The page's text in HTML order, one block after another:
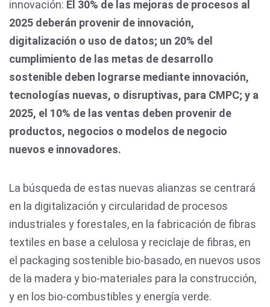
innovación: El 30% de las mejoras de procesos al
2025 deberán provenir de innovación,
digitalización o uso de datos; un 20% del
cumplimiento de las metas de desarrollo
sostenible deben lograrse mediante innovación,
tecnologías nuevas, o disruptivas, para CMPC; y a
2025, el 10% de las ventas deben provenir de
productos, negocios o modelos de negocio
nuevos e innovadores.
La búsqueda de estas nuevas alianzas se centrará
en la digitalización y circularidad de procesos
industriales y forestales, en la fabricación de fibras
textiles en base a celulosa y reciclaje de fibras, en
el packaging sostenible bio-basado, en nuevos usos
de la madera y bio-materiales para la construcción,
y en los bio-combustibles y energía verde.